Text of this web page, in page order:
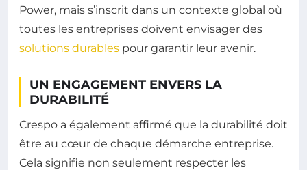
Power, mais s’inscrit dans un contexte global où
toutes les entreprises doivent envisager des
solutions durables pour garantir leur avenir.
UN ENGAGEMENT ENVERS LA
DURABILITÉ
Crespo a également affirmé que la durabilité doit
être au cœur de chaque démarche entreprise.
Cela signifie non seulement respecter les